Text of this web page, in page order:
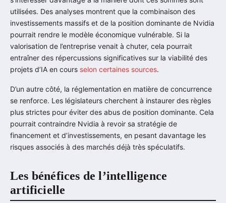
utilisées. Des analyses montrent que la combinaison des
investissements massifs et de la position dominante de Nvidia
pourrait rendre le modèle économique vulnérable. Si la
valorisation de l’entreprise venait à chuter, cela pourrait
entraîner des répercussions significatives sur la viabilité des
projets d’IA en cours selon certaines sources.
D’un autre côté, la réglementation en matière de concurrence
se renforce. Les législateurs cherchent à instaurer des règles
plus strictes pour éviter des abus de position dominante. Cela
pourrait contraindre Nvidia à revoir sa stratégie de
financement et d’investissements, en pesant davantage les
risques associés à des marchés déjà très spéculatifs.
Les bénéfices de l’intelligence
artificielle